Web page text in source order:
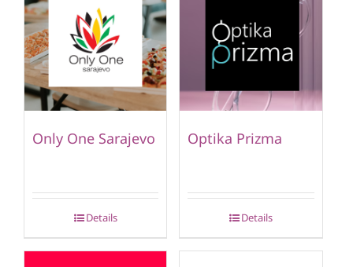
Only One Sarajevo
Details
Optika Prizma
Details